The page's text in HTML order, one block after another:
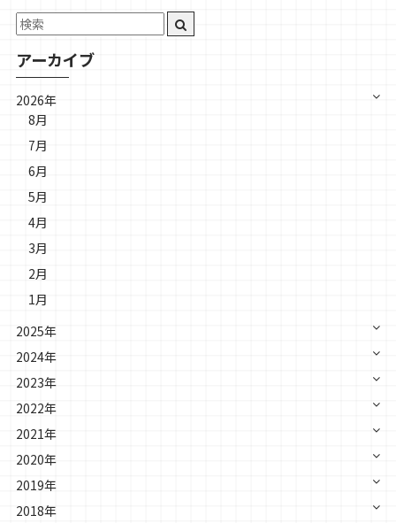
アーカイブ
2026年
8月
7月
6月
5月
4月
3月
2月
1月
2025年
2024年
2023年
2022年
2021年
2020年
2019年
2018年